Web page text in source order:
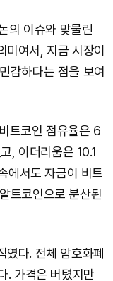
의 이슈와 맞물린
여서, 지금 시장이
감하다는 점을 보여
트코인 점유율은 6
, 이더리움은 10.1
에서도 자금이 비트
트코인으로 분산된
다. 전체 암호화폐
. 가격은 버텼지만